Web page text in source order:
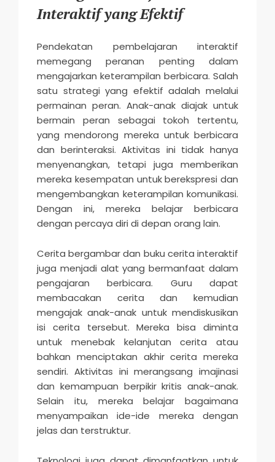
Interaktif yang Efektif
Pendekatan pembelajaran interaktif
memegang peranan penting dalam
mengajarkan keterampilan berbicara. Salah
satu strategi yang efektif adalah melalui
permainan peran. Anak-anak diajak untuk
bermain peran sebagai tokoh tertentu,
yang mendorong mereka untuk berbicara
dan berinteraksi. Aktivitas ini tidak hanya
menyenangkan, tetapi juga memberikan
mereka kesempatan untuk berekspresi dan
mengembangkan keterampilan komunikasi.
Dengan ini, mereka belajar berbicara
dengan percaya diri di depan orang lain.
Cerita bergambar dan buku cerita interaktif
juga menjadi alat yang bermanfaat dalam
pengajaran berbicara. Guru dapat
membacakan cerita dan kemudian
mengajak anak-anak untuk mendiskusikan
isi cerita tersebut. Mereka bisa diminta
untuk menebak kelanjutan cerita atau
bahkan menciptakan akhir cerita mereka
sendiri. Aktivitas ini merangsang imajinasi
dan kemampuan berpikir kritis anak-anak.
Selain itu, mereka belajar bagaimana
menyampaikan ide-ide mereka dengan
jelas dan terstruktur.